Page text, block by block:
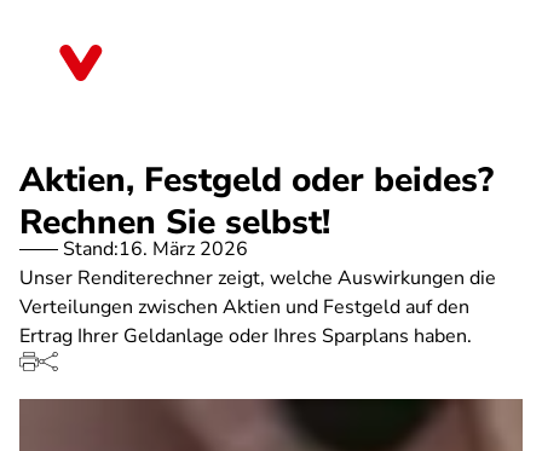
Aktien, Festgeld oder beides?
Rechnen Sie selbst!
Stand:16. März 2026
Unser Renditerechner zeigt, welche Auswirkungen die
Verteilungen zwischen Aktien und Festgeld auf den
Ertrag Ihrer Geldanlage oder Ihres Sparplans haben.